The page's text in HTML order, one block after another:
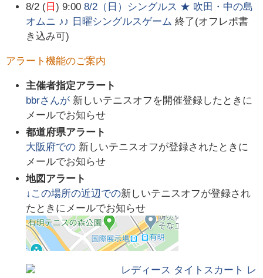
8/2 ( 日) 9:00 8/2（日）シングルス ★ 吹田・中の島
オムニ ♪♪ 日曜シングルスゲーム 終了(オフレポ書
き込み可)
アラート機能のご案内
主催者指定アラート
bbrさんが 新しいテニスオフを開催登録したときに
メールでお知らせ
都道府県アラート
大阪府での 新しいテニスオフが登録されたときに
メールでお知らせ
地図アラート
↓この場所の近辺での新しいテニスオフが登録され
たときにメールでお知らせ
レディース タイトスカート レ